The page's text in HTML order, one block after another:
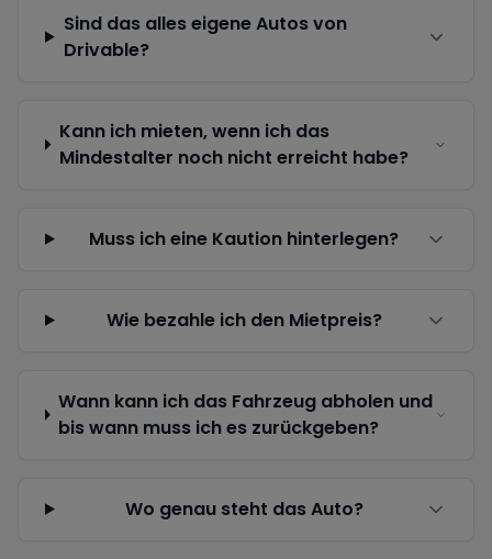
Sind das alles eigene Autos von
Drivable?
Kann ich mieten, wenn ich das
Mindestalter noch nicht erreicht habe?
Muss ich eine Kaution hinterlegen?
Wie bezahle ich den Mietpreis?
Wann kann ich das Fahrzeug abholen und
bis wann muss ich es zurückgeben?
Wo genau steht das Auto?